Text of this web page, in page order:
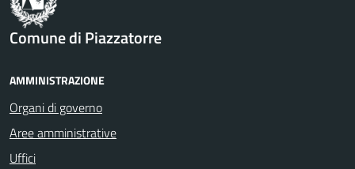
Comune di Piazzatorre
AMMINISTRAZIONE
Organi di governo
Aree amministrative
Uffici